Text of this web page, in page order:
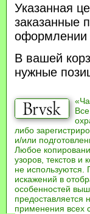
Указанная
заказанные
оформлении
В вашей
нужные
либо
и/или
Любое
узоров, текстов
не используются.
искажений в
особенностей
предоставляется
применения всех